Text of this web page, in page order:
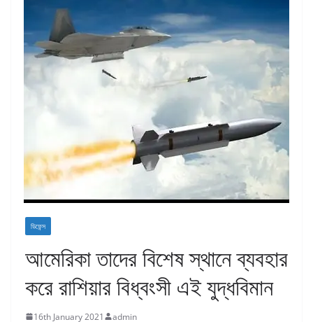
ডিফেন্স
আমেরিকা তাদের বিশেষ স্থানে ব্যবহার
করে রাশিয়ার বিধ্বংসী এই যুদ্ধবিমান
16th January 2021 admin